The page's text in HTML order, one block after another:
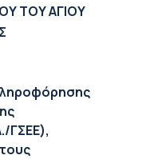
ΤΟΥ ΑΓΙΟΥ
ΓΣΕΕ),